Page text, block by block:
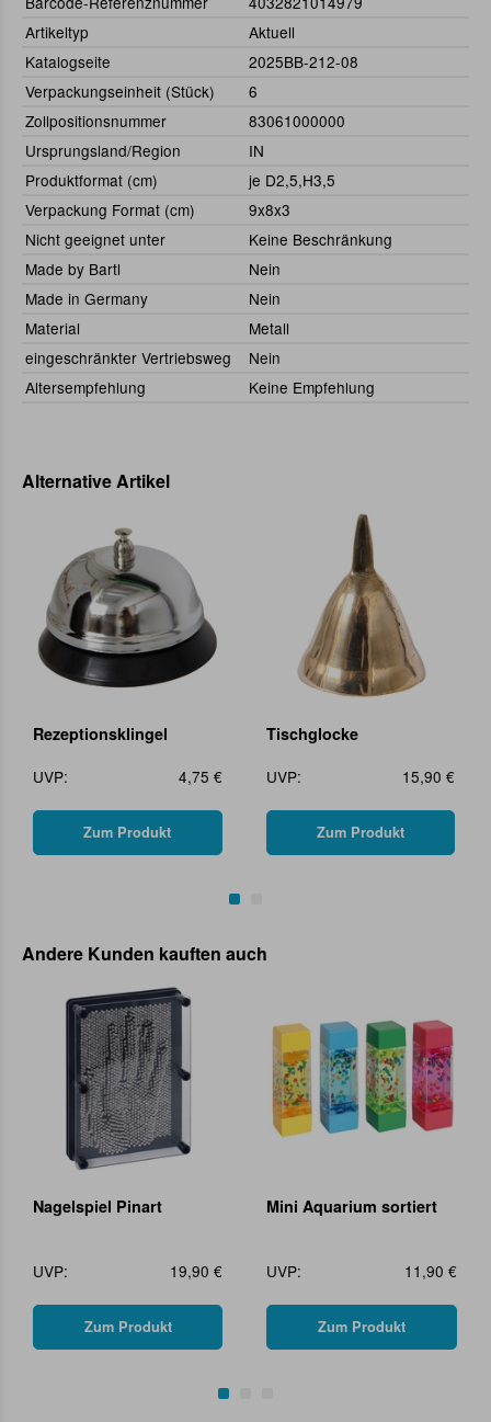
Artikeltyp
Aktuell
Katalogseite
2025BB-212-08
Verpackungseinheit (Stück)
6
Zollpositionsnummer
83061000000
Ursprungsland/Region
IN
Produktformat (cm)
je D2,5,H3,5
Verpackung Format (cm)
9x8x3
Nicht geeignet unter
Keine Beschränkung
Made by Bartl
Nein
Made in Germany
Nein
Material
Metall
eingeschränkter Vertriebsweg
Nein
Altersempfehlung
Keine Empfehlung
Alternative Artikel
Rezeptionsklingel
UVP:
4,75 €
Zum Produkt
Tischglocke
UVP:
15,90 €
Zum Produkt
Andere Kunden kauften auch
Nagelspiel Pinart
UVP: 19,90 €
Zum Produkt
Mini Aquarium sortiert
UVP: 11,90 €
Zum Produkt